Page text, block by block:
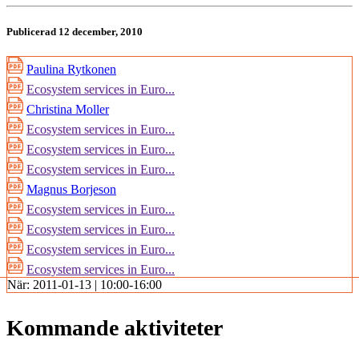
Publicerad 12 december, 2010
Paulina Rytkonen
Ecosystem services in Euro...
Christina Moller
Ecosystem services in Euro...
Ecosystem services in Euro...
Ecosystem services in Euro...
Magnus Borjeson
Ecosystem services in Euro...
Ecosystem services in Euro...
Ecosystem services in Euro...
Ecosystem services in Euro...
När: 2011-01-13 | 10:00-16:00
Kommande aktiviteter